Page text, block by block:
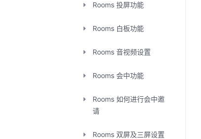
Rooms 投屏功能
Rooms 白板功能
Rooms 音视频设置
Rooms 会中功能
Rooms 如何进行会中邀
请
Rooms 双屏及三屏设置